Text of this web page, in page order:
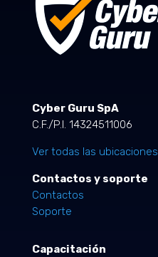
Cyber Guru SpA
C.F./P.I. 14324511006
Ver todas las ubicaciones
Contactos y soporte
Contactos
Soporte
Capacitación